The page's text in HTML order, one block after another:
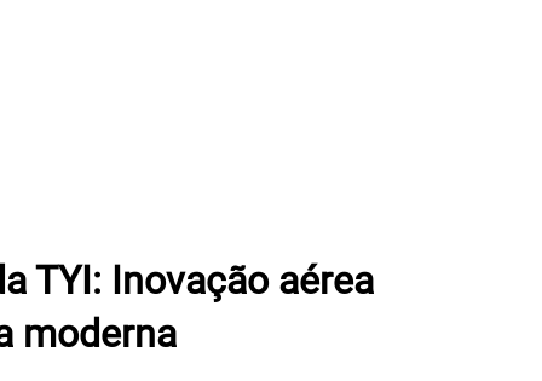
TYI: Inovação aérea
moderna